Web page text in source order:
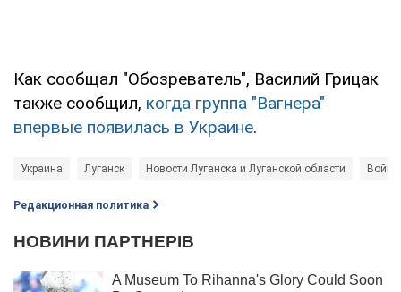
Как сообщал "Обозреватель", Василий Грицак
также сообщил, когда группа "Вагнера"
впервые появилась в Украине.
Украина Луганск Новости Луганска и Луганской области Война
Редакционная политика